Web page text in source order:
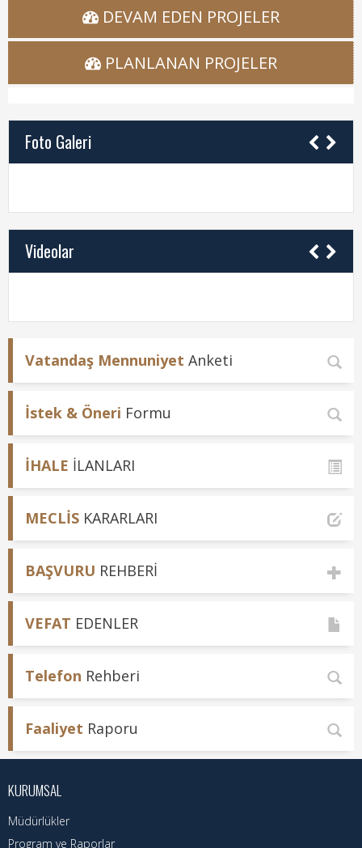
Nöbetçi Eczaneler
Turizm Rehberi
Kadın Politikalar
Kadın
DEVAM EDEN PROJELER
PLANLANAN PROJELER
Foto Galeri
Videolar
Vatandaş Mennuniyet Anketi
İstek & Öneri Formu
İHALE İLANLARI
MECLİS KARARLARI
BAŞVURU REHBERİ
VEFAT EDENLER
Telefon Rehberi
Faaliyet Raporu
KURUMSAL
Müdürlükler
Program ve Raporlar